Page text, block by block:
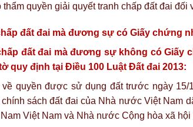
thẩm quyền giải quyết tranh chấp đất đai đối
đất đai mà đương sự có Giấy chứng
đất đai mà đương sự không có
quy định tại Điều 100 Luật Đất đai 2013:
quyền được sử dụng đất trước ngày 15/
sách đất đai của Nhà nước Việt Nam
Việt Nam và Nhà nước Cộng hòa xã